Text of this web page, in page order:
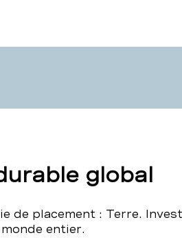
global
de placement : Terre.
entier.